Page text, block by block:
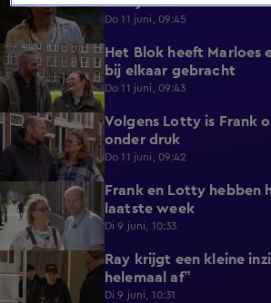
Do 11 juni, 09:45
1:25
Het Blok heeft Marloes
bij elkaar gebracht
Do 11 juni, 09:43
0:57
Volgens Lotty is Frank
onder druk
Do 11 juni, 09:42
1:04
Frank en Lotty hebben
laatste week
Di 9 juni, 10:33
0:46
Ray krijgt een kleine
helemaal af”
Di 9 juni, 10:31